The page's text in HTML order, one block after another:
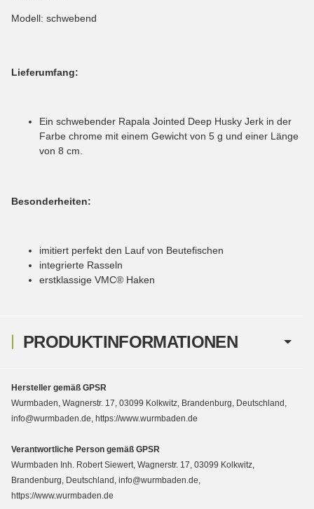
PRODUKTINFORMATIONEN
Modell: schwebend
Lieferumfang:
Ein schwebender Rapala Jointed Deep Husky Jerk in der
Farbe chrome mit einem Gewicht von 5 g und einer Länge
von 8 cm.
Besonderheiten:
imitiert perfekt den Lauf von Beutefischen
integrierte Rasseln
erstklassige VMC® Haken
Hersteller gemäß GPSR
Wurmbaden, Wagnerstr. 17, 03099 Kolkwitz, Brandenburg, Deutschland,
info@wurmbaden.de, https://www.wurmbaden.de
Verantwortliche Person gemäß GPSR
Wurmbaden Inh. Robert Siewert, Wagnerstr. 17, 03099 Kolkwitz,
Brandenburg, Deutschland, info@wurmbaden.de,
https://www.wurmbaden.de